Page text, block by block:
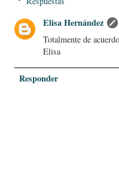
Elisa Hernández
Totalmente de
Elisa
Responder